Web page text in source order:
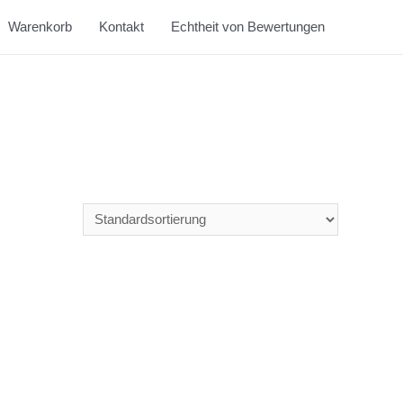
Warenkorb Kontakt Echtheit von Bewertungen